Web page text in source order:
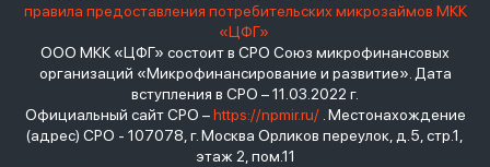
правила предоставления потребительских микрозаймов МКК
«ЦФГ»
ООО МКК «ЦФГ» состоит в СРО Союз микрофинансовых
организаций «Микрофинансирование и развитие». Дата
вступления в СРО – 11.03.2022 г.
Официальный сайт СРО –https://npmir.ru/. Местонахождение
(адрес) СРО - 107078, г. Москва Орликов переулок, д.5, стр.1,
этаж 2, пом.11